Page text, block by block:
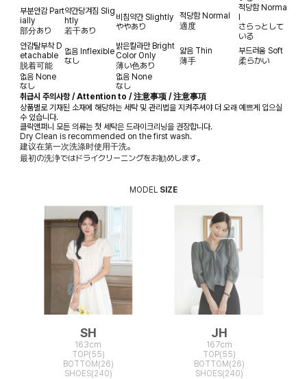
부분안감 Part
ially
部分あり
약간당겨짐 Slig
htly
若干あり
비침약간Slightly
ややあり
적당함 Normal
適度
적당함 Norma
l
さらっとして
いる
안감탈부착 D
etachable
脱着可能
없음 Inflexible
なし
밝은칼라만 Bright
Color Only
薄い色あり
얇음 Thin
薄手
부드러움 Soft
柔らかい
없음 None
なし
없음 None
なし
취급시 주의사항 / Attention to / 注意事项 / 注意事項
상품별로 기재된 소재에 해당하는 세탁 및 관리법을 지켜주셔야 더 오래 예쁘게 입으실
수 있습니다.
클릭앤퍼니 모든 의류는 첫 세탁은 드라이크리닝을 권장합니다.
Dry Clean is recommended on the first wash.
建议在第一次洗涤时使用干洗。
最初の洗浄ではドライクリーニングをお勧めします。
MODEL SIZE
SH
163cm
TOP(55)
BOTTOM(26)
SHOES(240)
JH
167cm
TOP(55)
BOTTOM(26)
SHOES(240)